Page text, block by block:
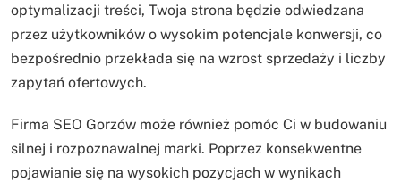
optymalizacji treści, Twoja strona będzie odwiedzana
przez użytkowników o wysokim potencjale konwersji, co
bezpośrednio przekłada się na wzrost sprzedaży i liczby
zapytań ofertowych.
Firma SEO Gorzów może również pomóc Ci w budowaniu
silnej i rozpoznawalnej marki. Poprzez konsekwentne
pojawianie się na wysokich pozycjach w wynikach